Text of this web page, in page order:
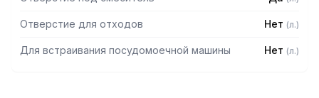
Отверстие для отходов Нет (л.)
Для встраивания посудомоечной машины Нет (л.)